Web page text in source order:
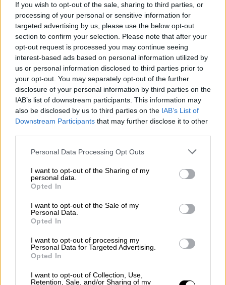
If you wish to opt-out of the sale, sharing to third parties, or
processing of your personal or sensitive information for
targeted advertising by us, please use the below opt-out
section to confirm your selection. Please note that after your
opt-out request is processed you may continue seeing
interest-based ads based on personal information utilized by
us or personal information disclosed to third parties prior to
your opt-out. You may separately opt-out of the further
disclosure of your personal information by third parties on the
IAB’s list of downstream participants. This information may
also be disclosed by us to third parties on the IAB’s List of
Downstream Participants that may further disclose it to other
Please note that this website/app uses one or more Google
not limited to your visit or usage behaviour. You may click to
grant or deny consent to Google and its third-party tags to
use your data for below specified purposes in below Google
consent section.
Personal Data Processing Opt Outs
I want to opt-out of the Sharing of my
personal data.
Opted In
I want to opt-out of the Sale of my
Personal Data.
Opted In
I want to opt-out of processing my
Personal Data for Targeted Advertising.
Opted In
I want to opt-out of Collection, Use,
Retention, Sale, and/or Sharing of my
Ανεμοι: Μεταβλητοί 3 με 4 μποφόρ.
Θερμοκρασία: Από 16 έως 30, τοπικά στη
Θράκη έως 31 βαθμούς Κελσίου. Στη δυτική
Μακεδονία 2 με 3 βαθμούς χαμηλότερη.
ΝΗΣΙΑ ΙΟΝΙΟΥ, ΗΠΕΙΡΟΣ, ΔΥΤΙΚΗ ΣΤΕΡΕΑ,
ΔΥΤΙΚΗ ΠΕΛΟΠΟΝΝΗΣΟΣ
Καιρός: Γενικά αίθριος. Το μεσημέρι -
απόγευμα θα αναπτυχθούν νεφώσεις και θα
σημειωθούν τοπικοί όμβροι στα ορεινά.
Ανεμοι: Δυτικοί βορειοδυτικοί 3 με 4
μποφόρ.
Θερμοκρασία: Από 18 έως 29, τοπικά στα
ηπειρωτικά 30 με 31 βαθμούς Κελσίου. Στο
εσωτερικό της Ηπείρου 2 με 4 βαθμούς
χαμηλότερη.
ΑΝΑΤΟΛΙΚΗ ΠΕΛΟΠΟΝΝΗΣΟΣ
Καιρός: Γενικά αίθριος. Το μεσημέρι -
απόγευμα θα αναπτυχθούν νεφώσεις και θα